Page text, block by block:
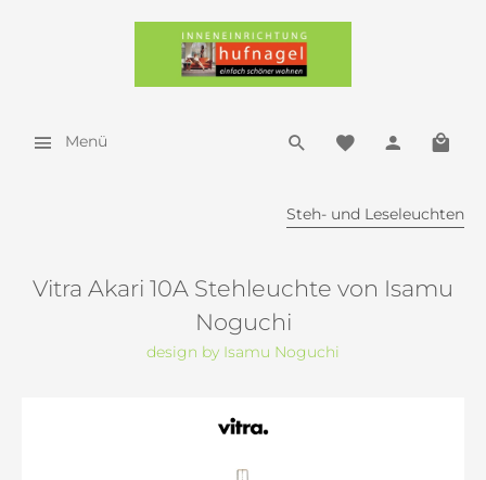
Menü
Steh- und Leseleuchten
Vitra Akari 10A Stehleuchte von Isamu
Noguchi
design by Isamu Noguchi